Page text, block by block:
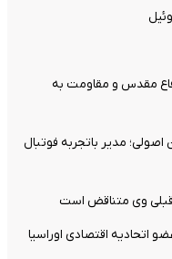
مقدس و مقاومت به
مدیر باتجربه فوتبال
قبلی وی متناقض است
اتحادیه اقتصادی اوراسیا